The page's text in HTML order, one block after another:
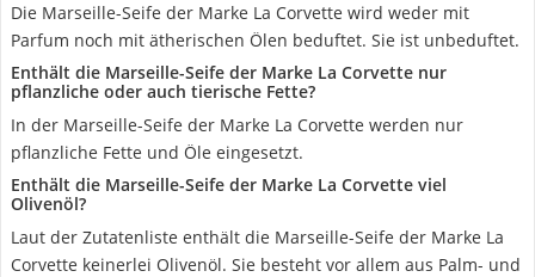
Die Marseille-Seife der Marke La Corvette wird weder mit
Parfum noch mit ätherischen Ölen beduftet. Sie ist unbeduftet.
Enthält die Marseille-Seife der Marke La Corvette nur
pflanzliche oder auch tierische Fette?
In der Marseille-Seife der Marke La Corvette werden nur
pflanzliche Fette und Öle eingesetzt.
Enthält die Marseille-Seife der Marke La Corvette viel
Olivenöl?
Laut der Zutatenliste enthält die Marseille-Seife der Marke La
Corvette keinerlei Olivenöl. Sie besteht vor allem aus Palm- und